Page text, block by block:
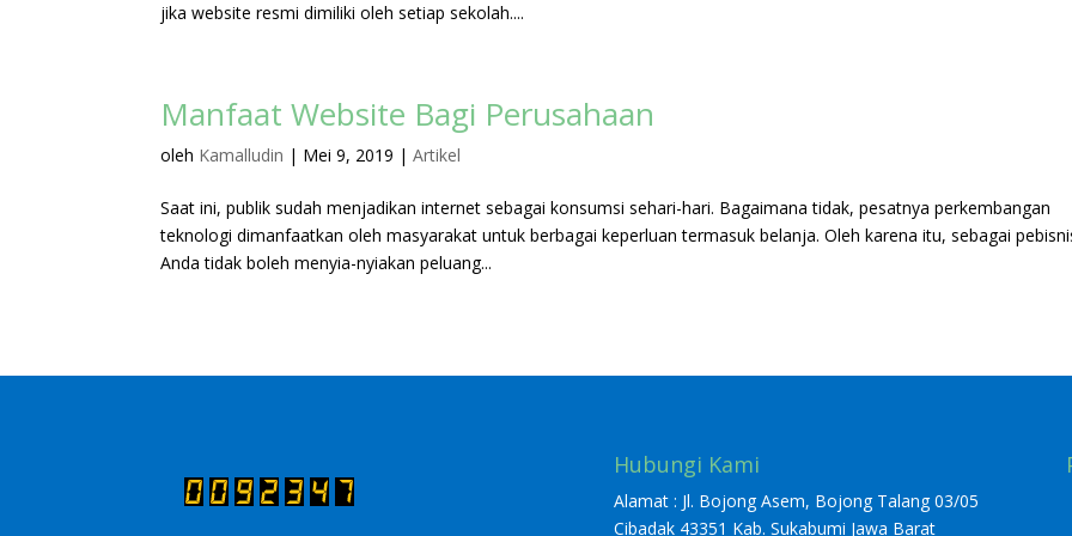
jika website resmi dimiliki oleh setiap sekolah....
Manfaat Website Bagi Perusahaan
oleh Kamalludin | Mei 9, 2019 |Artikel
Saat ini, publik sudah menjadikan internet sebagai konsumsi sehari-hari. Bagaimana tidak, pesatnya perkembangan
teknologi dimanfaatkan oleh masyarakat untuk berbagai keperluan termasuk belanja. Oleh karena itu, sebagai
Anda tidak boleh menyia-nyiakan peluang...
Hubungi Kami
Alamat : Jl. Bojong Asem, Bojong Talang 03/05
Cibadak 43351 Kab. Sukabumi Jawa Barat